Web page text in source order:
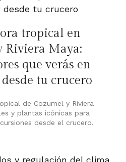
tropical en
Riviera Maya:
que verás en
tu crucero
de Cozumel y Riviera
y plantas icónicas para
desde el crucero.